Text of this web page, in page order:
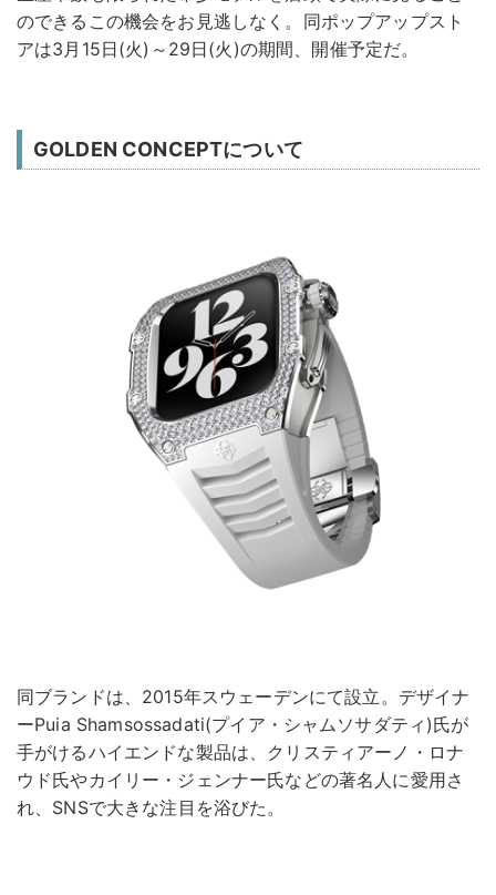
のできるこの機会をお見逃しなく。同ポップアップスト
アは3月15日(火)～29日(火)の期間、開催予定だ。
GOLDEN CONCEPTについて
同ブランドは、2015年スウェーデンにて設立。デザイナ
ーPuia Shamsossadati(プイア・シャムソサダティ)氏が
手がけるハイエンドな製品は、クリスティアーノ・ロナ
ウド氏やカイリー・ジェンナー氏などの著名人に愛用さ
れ、SNSで大きな注目を浴びた。